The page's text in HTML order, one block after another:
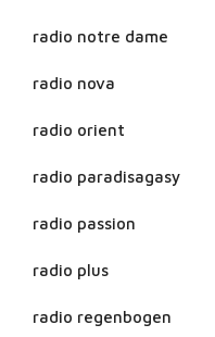
radio notre dame
radio nova
radio orient
radio paradisagasy
radio passion
radio plus
radio regenbogen